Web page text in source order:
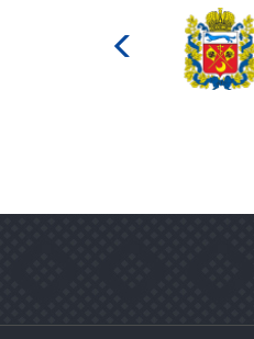
Министерство
культуры
Российской
федерации